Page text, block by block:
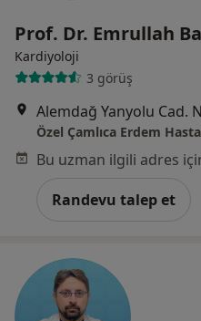
Prof. Dr. Emrullah
Kardiyoloji
3 görüş
Alemdağ Yanyolu Cad.
Özel Çamlıca Erdem
Randevu talep et